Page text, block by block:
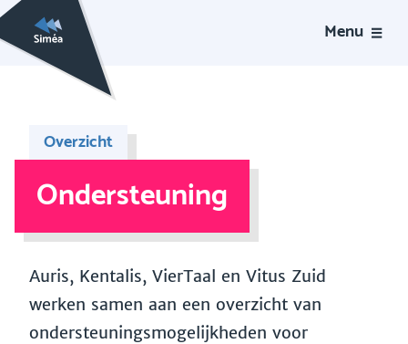
Menu
Overzicht
Ondersteuning
Auris, Kentalis, VierTaal en Vitus Zuid
werken samen aan een overzicht van
ondersteuningsmogelijkheden voor